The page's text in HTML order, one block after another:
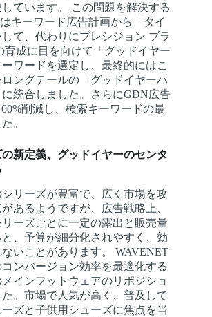
ています。 この問題を解決する
キーワード広告計画から「タイ
て、代わりにプレシジョン ブラ
育成に目を向けて「グッドイヤー
ワードを選定し、最終的にはこ
ングテールの「グッドイヤーハ
統合しました。さらにGDN広告
削減し、検索キーワードの最
。
新定義、グッドイヤーのセンタ
リーズが豊富で、広く市場を攻
あるようですが、広告戦略上、
ーズごとに一定の露出と販売量
、予算が細分化されやすく、効
いことがあります。 WAVENET
ンバージョン効率を最適化する
インフットウェアのリポジショ
。市場で人気が高く、普及して
ズと子供用シューズに焦点を当